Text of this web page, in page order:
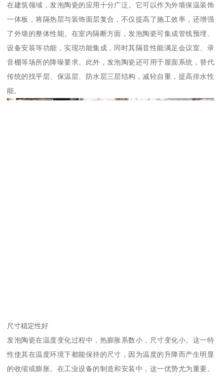
在建筑领域，发泡陶瓷的应用十分广泛。它可以作为外墙保温装饰
一体板，将隔热层与装饰面层复合，不仅提高了施工效率，还增强
了外墙的整体性能。在室内隔断方面，发泡陶瓷可集成管线预埋、
设备安装等功能，实现功能集成，同时其隔音性能满足会议室、录
音棚等场所的降噪要求。此外，发泡陶瓷还可用于屋面系统，替代
传统的找平层、保温层、防水层三层结构，减轻自重，提高排水性
能。
尺寸稳定性好
发泡陶瓷在温度变化过程中，热膨胀系数小，尺寸变化小。这一特
性使其在温度环境下都能保持的尺寸，因为温度的升降而产生明显
的收缩或膨胀。在工业设备的制造和安装中，这一优势尤为重要。